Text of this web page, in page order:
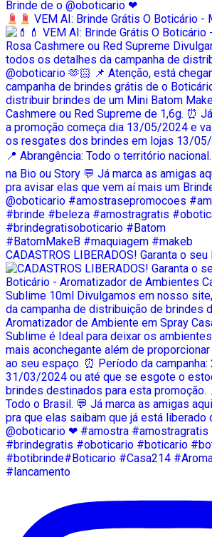
VEM AI: Brinde Grátis O Boticário -
CADASTROS LIBERADOS! Garanta o